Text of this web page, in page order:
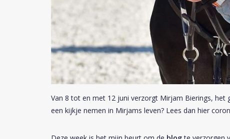
Van 8 tot en met 12 juni verzorgt Mirjam Bierings, het
een kijkje nemen in Mirjams leven? Lees dan hier